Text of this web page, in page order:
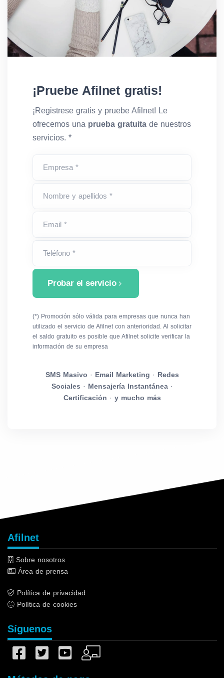
¡Pruebe Afilnet gratis!
¡Registrese gratis y pruebe Afilnet! Le
ofrecemos una prueba gratuita de nuestros
servicios. *
Empresa *
Nombre y apellidos *
Email *
Teléfono *
Probar el servicio
(*) Promoción sólo válida para empresas que nunca han
utilizado el servicio de Afilnet con anterioridad. Al solicitar
el saldo gratuito es posible que Afilnet solicite verificar la
información de su empresa
SMS Masivo · Email Marketing · Redes
Sociales · Mensajería Instantánea·
Certificación · y mucho más
Afilnet
Sobre nosotros
Área de prensa
Política de privacidad
Política de cookies
Síguenos